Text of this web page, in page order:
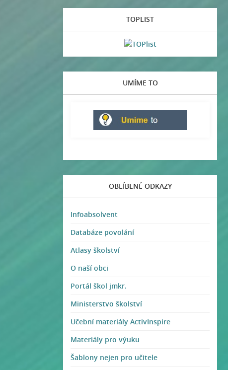
TOPLIST
UMÍME TO
OBLÍBENÉ ODKAZY
Infoabsolvent
Databáze povolání
Atlasy školství
O naší obci
Portál škol jmkr.
Ministerstvo školství
Učební materiály ActivInspire
Materiály pro výuku
Šablony nejen pro učitele